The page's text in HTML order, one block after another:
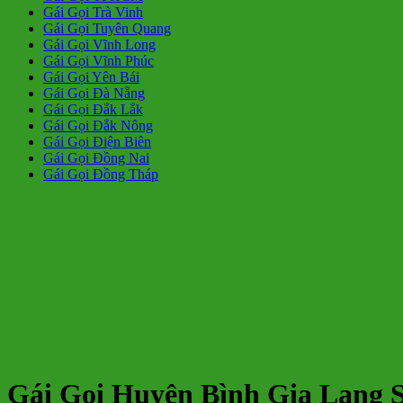
Gái Gọi Trà Vinh
Gái Gọi Tuyên Quang
Gái Gọi Vĩnh Long
Gái Gọi Vĩnh Phúc
Gái Gọi Yên Bái
Gái Gọi Đà Nẵng
Gái Gọi Đắk Lắk
Gái Gọi Đắk Nông
Gái Gọi Điện Biên
Gái Gọi Đồng Nai
Gái Gọi Đồng Tháp
Gái Gọi Huyện Bình Gia Lạng